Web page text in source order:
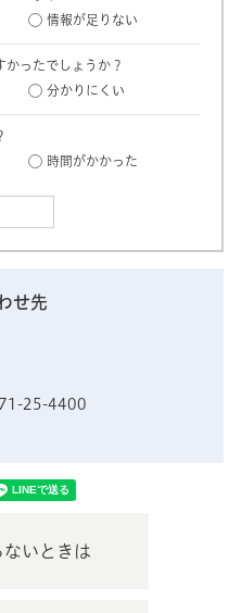
情報が足りない
かったでしょうか？
分かりにくい
時間がかかった
せ先
25-4400
ないときは